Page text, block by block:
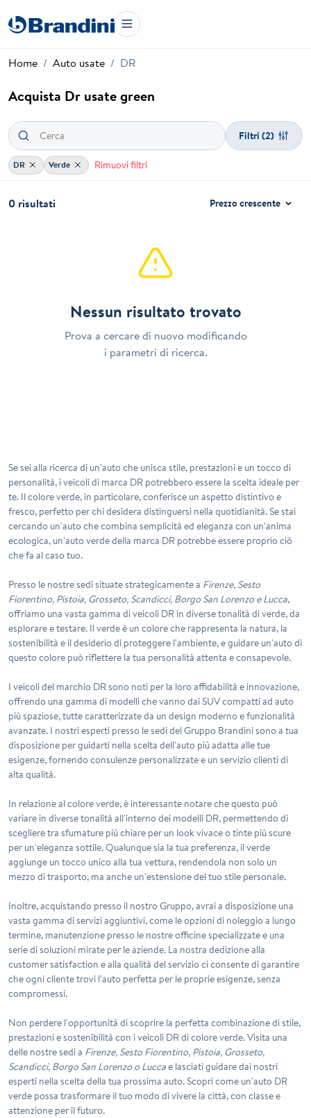
Home Auto usate DR
Acquista Dr usate green
Filtri (2)
DR Verde Rimuovi filtri
0 risultati Prezzo crescente
Nessun risultato trovato
Prova a cercare di nuovo modificando
i parametri di ricerca.
Se sei alla ricerca di un'auto che unisca stile, prestazioni e un tocco di
personalità, i veicoli di marca DR potrebbero essere la scelta ideale per
te. Il coloreverde, in particolare, conferisce un aspetto distintivo e
fresco, perfetto per chi desidera distinguersi nella quotidianità. Se stai
cercando un'auto che combina semplicità ed eleganza con un'anima
ecologica, un'auto verde della marca DR potrebbe essere proprio ciò
che fa al caso tuo.
Presso le nostre sedi situate strategicamente a Firenze, Sesto
Fiorentino, Pistoia, Grosseto, Scandicci, Borgo San Lorenzo e Lucca,
offriamo una vasta gamma di veicoli DR in diverse tonalità di verde, da
esplorare e testare. Il verde è un colore che rappresenta la natura, la
sostenibilità e il desiderio di proteggere l'ambiente, e guidare un'auto di
questo colore può riflettere la tua personalità attenta e consapevole.
I veicoli del marchio DR sono noti per la loro affidabilità e innovazione,
offrendo una gamma di modelli che vanno dai SUV compatti ad auto
più spaziose, tutte caratterizzate da un design moderno e funzionalità
avanzate. I nostri esperti presso le sedi del Gruppo Brandini sono a tua
disposizione per guidarti nella scelta dell'auto più adatta alle tue
esigenze, fornendo consulenze personalizzate e un servizio clienti di
alta qualità.
In relazione al colore verde, è interessante notare che questo può
variare in diverse tonalità all'interno dei modelli DR, permettendo di
scegliere tra sfumature più chiare per un look vivace o tinte più scure
per un'eleganza sottile. Qualunque sia la tua preferenza, il verde
aggiunge un tocco unico alla tua vettura, rendendola non solo un
mezzo di trasporto, ma anche un'estensione del tuo stile personale.
Inoltre, acquistando presso il nostro Gruppo, avrai a disposizione una
vasta gamma di servizi aggiuntivi, come le opzioni di noleggio a lungo
termine, manutenzione presso le nostre officine specializzate e una
serie di soluzioni mirate per le aziende. La nostra dedizione alla
customer satisfaction e alla qualità del servizio ci consente di garantire
che ogni cliente trovi l'auto perfetta per le proprie esigenze, senza
compromessi.
Non perdere l'opportunità di scoprire la perfetta combinazione di stile,
prestazioni e sostenibilità con i veicoli DRdi coloreverde. Visita una
delle nostre sedi a Firenze, Sesto Fiorentino, Pistoia, Grosseto,
Scandicci, Borgo San Lorenzo o Luccae lasciati guidare dai nostri
esperti nella scelta della tua prossima auto. Scopri come un'auto DR
verde possa trasformare il tuo modo di vivere la città, con classe e
attenzione per il futuro.